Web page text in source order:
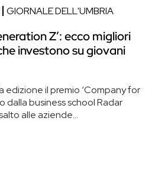
GIORNALE DELL'UMBRIA
Z’: ecco migliori
investono su giovani
edizione il premio ‘Company for
dalla business school Radar
alle aziende...